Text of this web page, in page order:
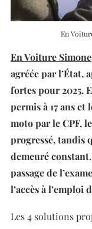
En
En Voiture Simone
agréée par l’État,
fortes pour 2025.
permis à 17 ans
moto par le CPF,
progressé, tandis
demeuré
passage de
l’accès à l’emploi
Les 4 solutions